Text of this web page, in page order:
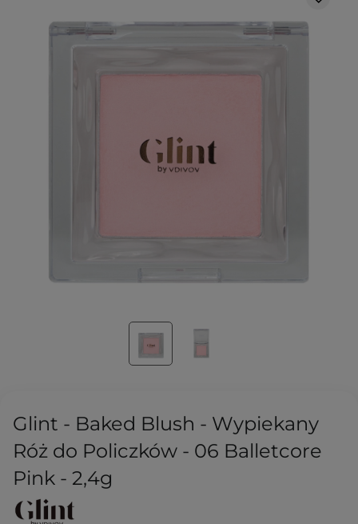
Glint - Baked Blush - Wypiekany
Róż do Policzków - 06 Balletcore
Pink - 2,4g